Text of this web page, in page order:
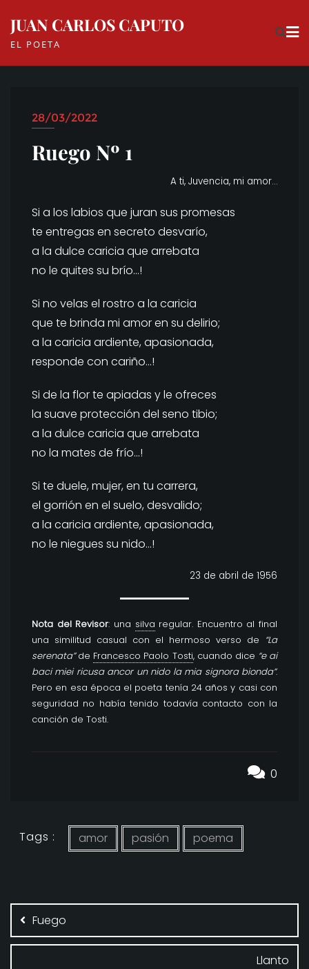
content
JUAN CARLOS CAPUTO
EL POETA
28/03/2022
Ruego Nº 1
A ti, Juvencia, mi amor…
Si a los labios que juran sus promesas
te entregas en secreto desvarío,
a la dulce caricia que arrebata
no le quites su brío…!
Si no velas el rostro a la caricia
que te brinda mi amor en su delirio;
a la caricia ardiente, apasionada,
responde con cariño…!
Si de la flor te apiadas y le ofreces
la suave protección del seno tibio;
a la dulce caricia que arrebata
no la mates de frío…!
Si te duele, mujer, en tu carrera,
el gorrión en el suelo, desvalido;
a la caricia ardiente, apasionada,
no le niegues su nido…!
23 de abril de 1956
Nota del Revisor: una silva regular. Encuentro al final
una similitud casual con el hermoso verso de “La
serenata”de Francesco Paolo Tosti, cuando dice “e ai
baci miei ricusa ancor un nido la mia signora bionda”.
Pero en esa época el poeta tenía 24 años y casi con
seguridad no había tenido todavía contacto con la
canción de Tosti.
0
Tags : amor pasión poema
Navegación
de
entradas
Fuego
Llanto